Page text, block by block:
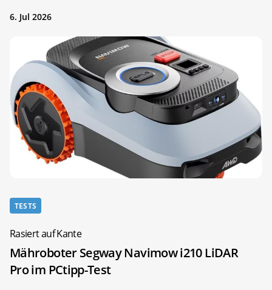
6. Jul 2026
TESTS
Rasiert auf Kante
Mähroboter Segway Navimow i210 LiDAR
Pro im PCtipp-Test